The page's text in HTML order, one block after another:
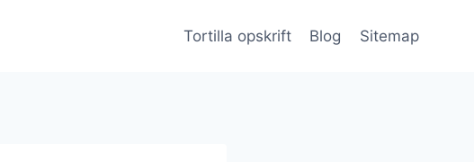
Tortilla opskrift Blog Sitemap